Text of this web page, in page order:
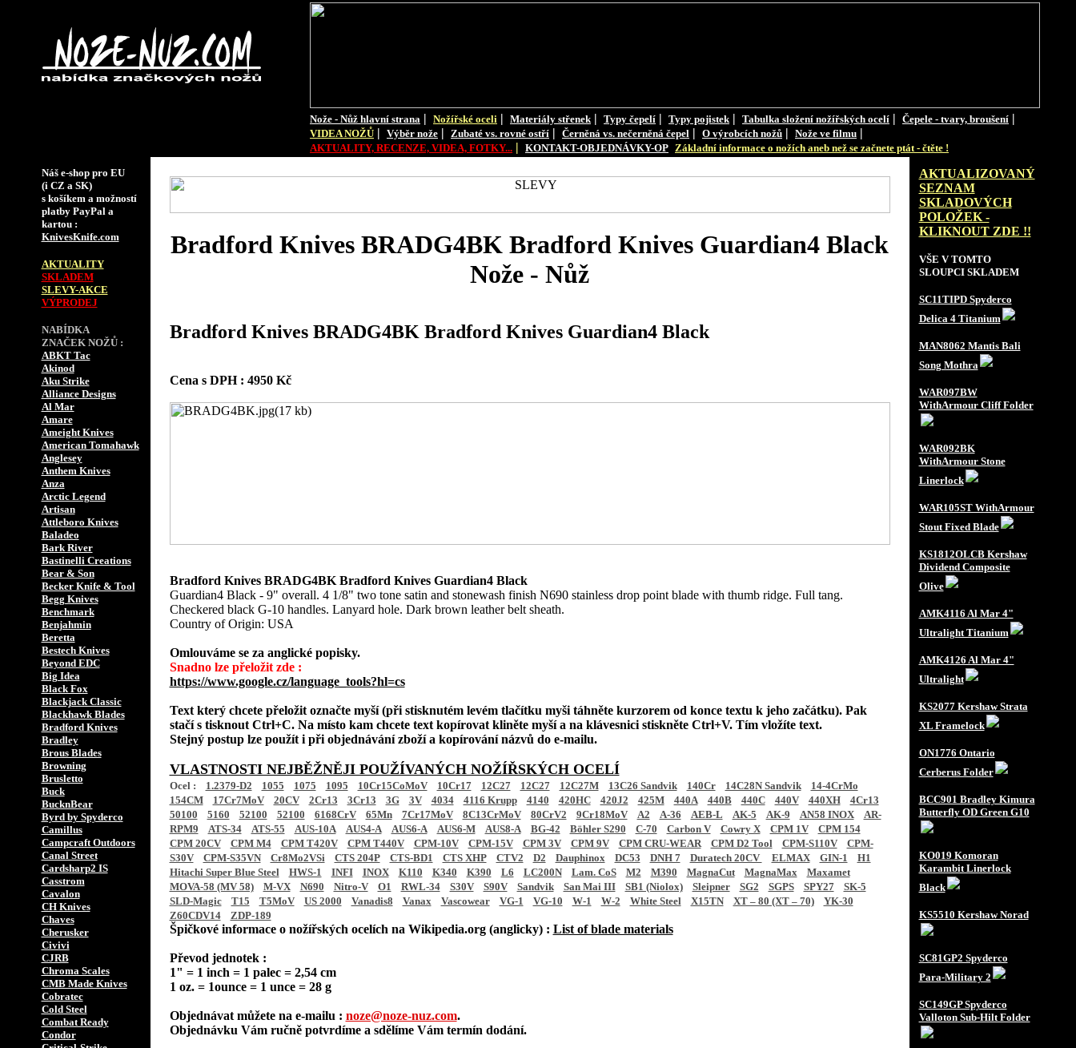
Nože - Nůž hlavní strana | Nožířské oceli | Materiály střenek | Typy čepelí | Typy pojistek | Tabulka složení nožířských ocelí | Čepele - tvary, broušení |
VIDEA NOŽŮ | Výběr nože | Zubaté vs. rovné ostří | Černěná vs. nečerněná čepel | O výrobcích nožů | Nože ve filmu |
AKTUALITY, RECENZE, VIDEA, FOTKY... | KONTAKT-OBJEDNÁVKY-OP Základní informace o nožích aneb než se začnete ptát - čtěte !
Náš e-shop pro EU
(i CZ a SK)
s košíkem a možností
platby PayPal a
kartou :
KnivesKnife.com
AKTUALITY
SKLADEM
SLEVY-AKCE
VÝPRODEJ
NABÍDKA
ZNAČEK NOŽŮ :
ABKT Tac
Akinod
Aku Strike
Alliance Designs
Al Mar
Amare
Ameight Knives
American Tomahawk
Anglesey
Anthem Knives
Anza
Arctic Legend
Artisan
Attleboro Knives
Baladeo
Bark River
Bastinelli Creations
Bear & Son
Becker Knife & Tool
Begg Knives
Benchmark
Benjahmin
Beretta
Bestech Knives
Beyond EDC
Big Idea
Black Fox
Blackjack Classic
Blackhawk Blades
Bradford Knives
Bradley
Brous Blades
Browning
Brusletto
Buck
BucknBear
Byrd by Spyderco
Camillus
Campcraft Outdoors
Canal Street
Cardsharp2 IS
Casstrom
Cavalon
CH Knives
Chaves
Cherusker
Civivi
CJRB
Chroma Scales
CMB Made Knives
Cobratec
Cold Steel
Combat Ready
Condor
Bradford Knives BRADG4BK Bradford Knives Guardian4 Black
Nože - Nůž
Bradford Knives BRADG4BK Bradford Knives Guardian4 Black
Cena s DPH : 4950 Kč
Bradford Knives BRADG4BK Bradford Knives Guardian4 Black
Guardian4 Black - 9" overall. 4 1/8" two tone satin and stonewash finish N690 stainless drop point blade with thumb ridge. Full tang.
Checkered black G-10 handles. Lanyard hole. Dark brown leather belt sheath.
Country of Origin: USA
Omlouváme se za anglické popisky.
Snadno lze přeložit zde :
https://www.google.cz/language_tools?hl=cs
Text který chcete přeložit označte myší (při stisknutém levém tlačítku myši táhněte kurzorem od konce textu k jeho začátku). Pak
stačí s tisknout Ctrl+C. Na místo kam chcete text kopírovat kliněte myší a na klávesnici stiskněte Ctrl+V. Tím vložíte text.
Stejný postup lze použít i při objednávání zboží a kopírování názvů do e-mailu.
VLASTNOSTI NEJBĚŽNĚJI POUŽÍVANÝCH NOŽÍŘSKÝCH OCELÍ
Ocel : 1.2379-D2 1055 1075 1095 10Cr15CoMoV 10Cr17 12C27 12C27 12C27M 13C26 Sandvik 140Cr 14C28N Sandvik
14-4CrMo
154CM
17Cr7MoV 20CV 2Cr13 3Cr13 3G 3V 4034 4116 Krupp 4140 420HC 420J2 425M 440A 440B 440C 440V 440XH
4Cr13
50100
5160 52100 52100 6168CrV 65Mn 7Cr17MoV 8C13CrMoV 80CrV2 9Cr18MoV A2 A-36 AEB-L AK-5 AK-9 AN58 INOX
AR-
RPM9
ATS-34 ATS-55 AUS-10A AUS4-A AUS6-A AUS6-M AUS8-A BG-42 Böhler S290 C-70 Carbon V Cowry X CPM 1V
CPM 154
CPM 20CV
CPM M4 CPM T420V CPM T440V CPM-10V CPM-15V CPM 3V CPM 9V CPM CRU-WEAR CPM D2 Tool CPM-S110V
CPM-
S30V
CPM-S35VN Cr8Mo2VSi CTS 204P CTS-BD1 CTS XHP CTV2 D2 Dauphinox DC53 DNH 7 Duratech 20CV ELMAX GIN-1
H1
Hitachi Super Blue Steel
HWS-1 INFI INOX K110 K340 K390 L6 LC200N Lam. CoS M2 M390 MagnaCut MagnaMax
Maxamet
MOVA-58 (MV 58)
M-VX N690 Nitro-V O1 RWL-34 S30V S90V Sandvik San Mai III SB1 (Niolox) Sleipner SG2 SGPS SPY27
SK-5
SLD-Magic
T15 T5MoV US 2000 Vanadis8 Vanax Vascowear VG-1 VG-10 W-1 W-2 White Steel X15TN XT – 80 (XT – 70)
YK-30
Z60CDV14
ZDP-189
Špičkové informace o nožířských ocelích na Wikipedia.org (anglicky) : List of blade materials
Převod jednotek :
1" = 1 inch = 1 palec = 2,54 cm
1 oz. = 1ounce = 1 unce = 28 g
Objednávat můžete na e-mailu : noze@noze-nuz.com.
Objednávku Vám ručně potvrdíme a sdělíme Vám termín dodání.
AKTUALIZOVANÝ
SEZNAM
SKLADOVÝCH
POLOŽEK -
KLIKNOUT ZDE !!
VŠE V TOMTO
SLOUPCI SKLADEM
SC11TIPD Spyderco
Delica 4 Titanium
MAN8062 Mantis Bali
Song Mothra
WAR097BW
WithArmour Cliff Folder
WAR092BK
WithArmour Stone
Linerlock
WAR105ST WithArmour
Stout Fixed Blade
KS1812OLCB Kershaw
Dividend Composite
Olive
AMK4116 Al Mar 4"
Ultralight Titanium
AMK4126 Al Mar 4"
Ultralight
KS2077 Kershaw Strata
XL Framelock
ON1776 Ontario
Cerberus Folder
BCC901 Bradley Kimura
Butterfly OD Green G10
KO019 Komoran
Karambit Linerlock
Black
KS5510 Kershaw Norad
SC81GP2 Spyderco
Para-Military 2
SC149GP Spyderco
Valloton Sub-Hilt Folder